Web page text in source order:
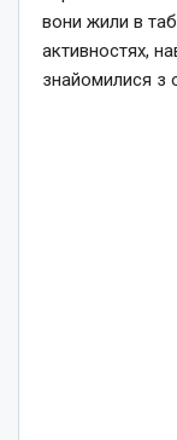
вони жили в
активностях,
знайомилися з